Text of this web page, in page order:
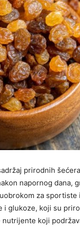
prirodnih
napornog dana,
za sportiste
i glukoze, koji su
koji